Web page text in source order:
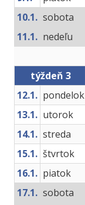
10.1. sobota
11.1. nedeľu
týždeň 3
12.1. pondelok
13.1. utorok
14.1. streda
15.1. štvrtok
16.1. piatok
17.1. sobota